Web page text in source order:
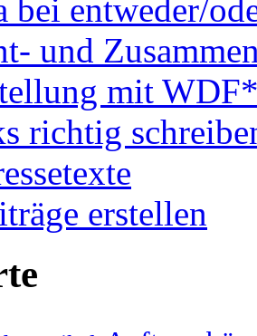
bei entweder/
und
mit
richtig
erstellen